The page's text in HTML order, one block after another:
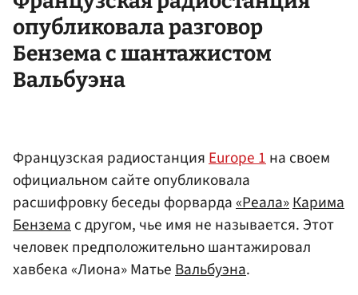
опубликовала разговор
Бензема с шантажистом
Вальбуэна
Французская радиостанцияEurope 1на своем
официальном сайте опубликовала
расшифровку беседы форварда«Реала»Карима
Бенземас другом, чье имя не называется. Этот
человек предположительно шантажировал
хавбека «Лиона» МатьеВальбуэна.